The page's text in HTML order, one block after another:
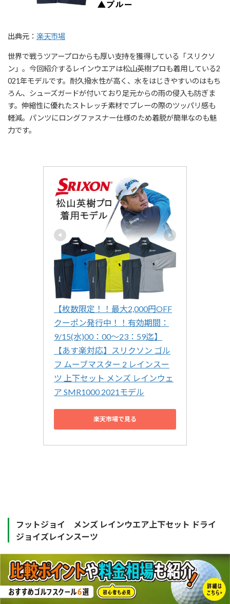
出典元： 楽天市場
世界で戦うツアープロからも厚い支持を獲得している「スリクソ
ン」。今回紹介するレインウエアは松山英樹プロも着用している2
021年モデルです。耐久撥水性が高く、水をはじきやすいのはもち
ろん、シューズガードが付いており足元からの雨の侵入も防ぎま
す。伸縮性に優れたストレッチ素材でプレーの際のツッパリ感も
軽減。パンツにロングファスナー仕様のため着脱が簡単なのも魅
力です。
【枚数限定！！最大2,000円OFF
クーポン発行中！！有効期間：
9/15(水)00：00〜23：59迄】
【あす楽対応】スリクソン ゴル
フ ムーブマスター 2 レインスー
ツ 上下セット メンズ レインウェ
ア SMR1000 2021モデル
楽天市場で見る
フットジョイ メンズ レインウエア上下セット ドライ
ジョイズレインスーツ